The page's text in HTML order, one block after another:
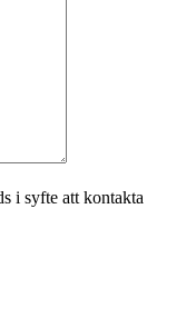
i syfte att kontakta